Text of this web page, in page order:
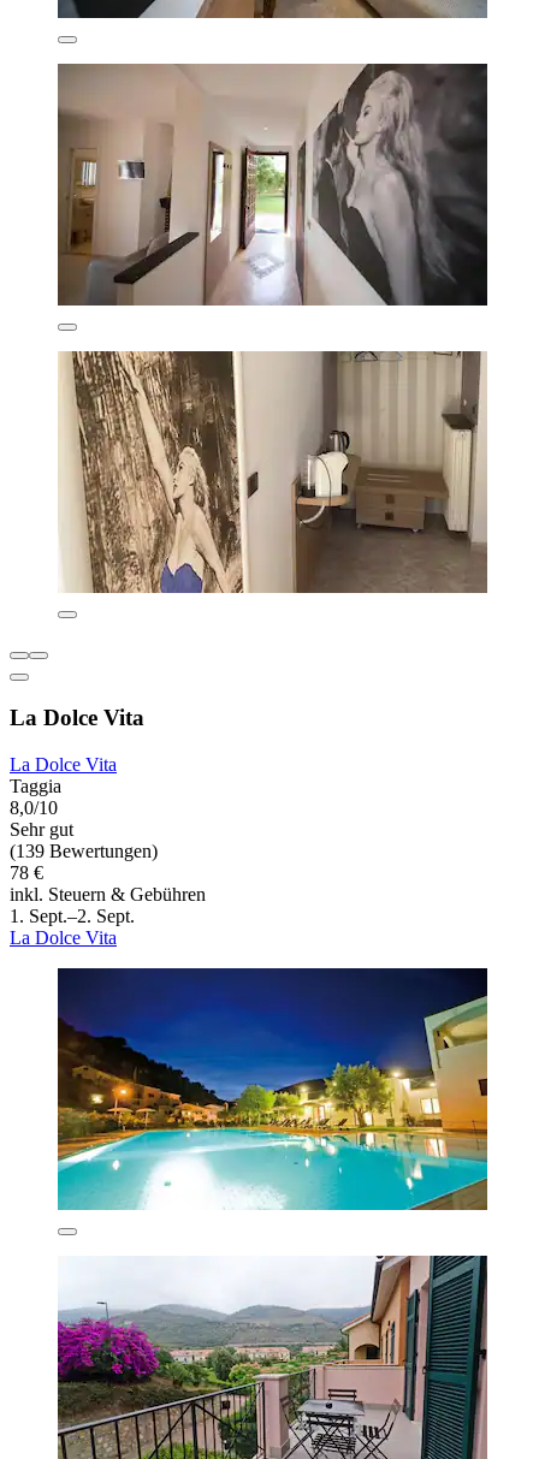
La Dolce Vita
La Dolce Vita
Taggia
8,0/10
Sehr gut
(139 Bewertungen)
78 €
inkl. Steuern & Gebühren
1. Sept.–2. Sept.
La Dolce Vita